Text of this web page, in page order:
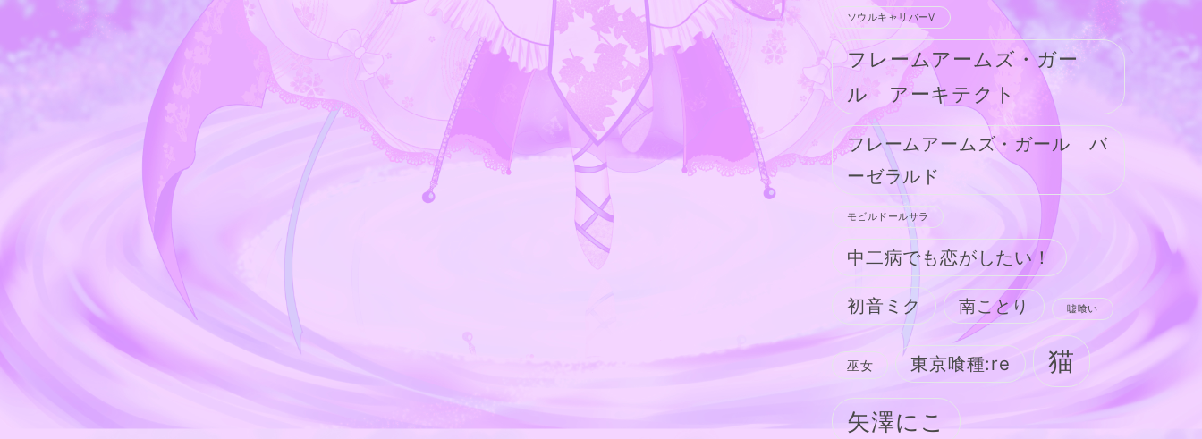
ソウルキャリバーV
フレームアームズ・ガー
ル アーキテクト
フレームアームズ・ガール バ
ーゼラルド
モビルドールサラ
中二病でも恋がしたい！
初音ミク 南ことり 嘘喰い
巫女 東京喰種:re 猫
矢澤にこ